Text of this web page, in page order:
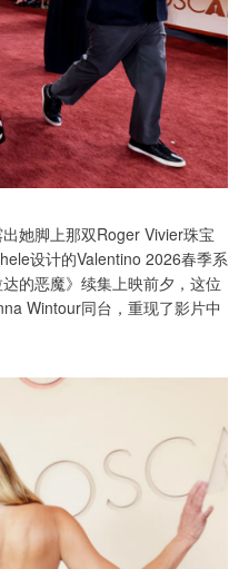
她脚上那双Roger Vivier珠宝
设计的Valentino 2026春季系
的恶魔》续集上映前夕，这位
Wintour同台，重现了影片中